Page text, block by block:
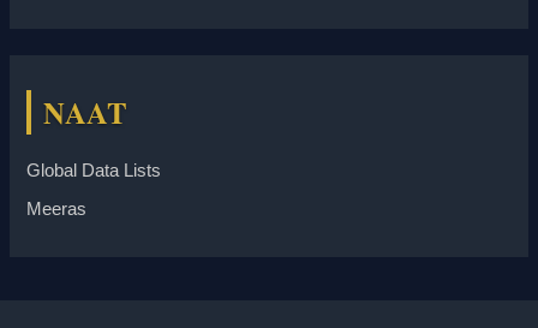
NAAT
Global Data Lists
Meeras